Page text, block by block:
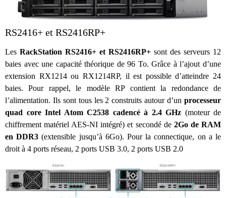
RS2416+ et RS2416RP+
Les RackStation RS2416+ et RS2416RP+ sont des serveurs 12
baies avec une capacité théorique de 96 To. Grâce à l’ajout d’une
extension RX1214 ou RX1214RP, il est possible d’atteindre 24
baies. Pour rappel, le modèle RP contient la redondance de
l’alimentation. Ils sont tous les 2 construits autour d’un processeur
quad core Intel Atom C2538 cadencé à 2.4 GHz (moteur de
chiffrement matériel AES-NI intégré) et secondé de 2Go de RAM
en DDR3 (extensible jusqu’à 6Go). Pour la connectique, on a le
droit à 4 ports réseau, 2 ports USB 3.0, 2 ports USB 2.0